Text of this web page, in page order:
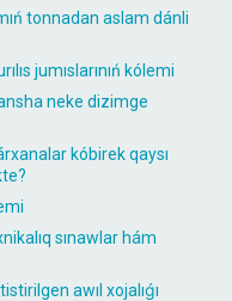
tonnadan aslam dánli
jumıslarınıń kólemi
neke dizimge
kóbirek qaysı
sınawlar hám
awıl xojalıǵı